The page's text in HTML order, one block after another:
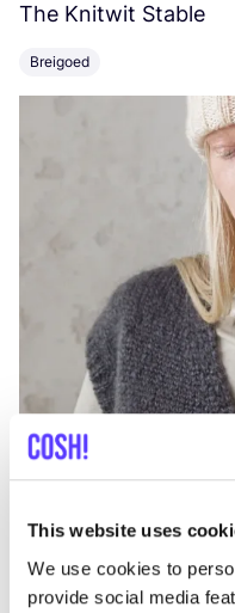
This website uses
We use cookies to
provide social media
The Knitwit Stable
Breigoed